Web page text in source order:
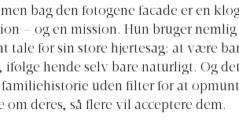
bag den fotogene facade er en
– og en mission. Hun bruger nemlig
tale for sin store hjertesag: at være
ifølge hende selv bare naturligt. Og
uden filter for at
om deres, så flere vil acceptere dem.